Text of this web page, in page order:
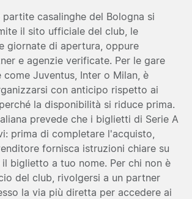
casalinghe del Bologna si
il sito ufficiale del club, le
giornate di apertura, oppure
e agenzie verificate. Per le gare
Juventus, Inter o Milan, è
con anticipo rispetto ai
la disponibilità si riduce prima.
prevede che i biglietti di Serie A
prima di completare l'acquisto,
fornisca istruzioni chiare su
biglietto a tuo nome. Per chi non è
del club, rivolgersi a un partner
la via più diretta per accedere ai